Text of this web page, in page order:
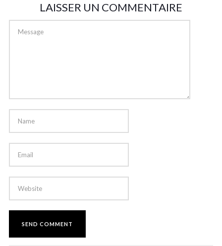
LAISSER UN COMMENTAIRE